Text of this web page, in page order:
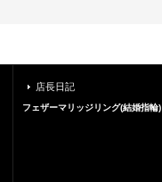
店長日記
フェザーマリッジリング(結婚指輪)